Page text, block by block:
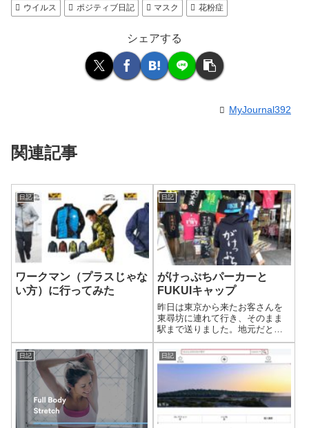
ウイルス ポジティブ日記 マスク 花粉症
シェアする
MyJournal392
関連記事
日記
ワークマン（プラスじゃな
い方）に行ってみた
日記
がけっぷちパーカーと
FUKUIキャップ
昨日は東京から来たお客さんを
東尋坊に連れて行き、そのまま
駅まで送りました。地元だとな
かなか行かない観光地はとても
新鮮で、僕も観光気分になり楽
しかったです。
日記 日記